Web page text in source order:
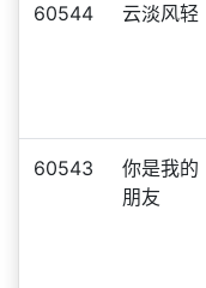
60544 云淡风轻
60543
你是我的
朋友